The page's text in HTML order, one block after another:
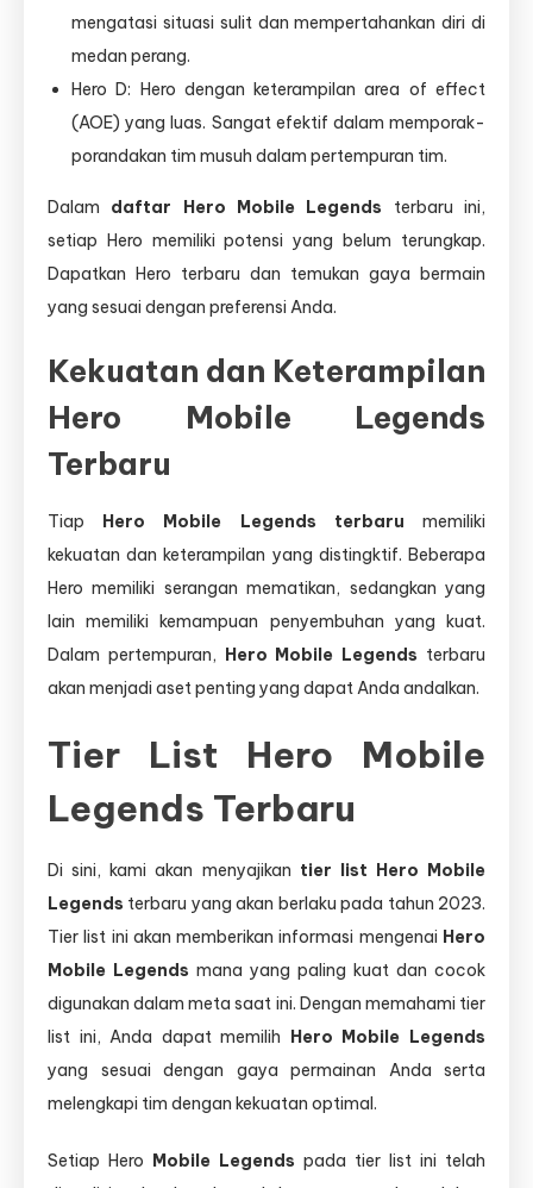
mengatasi situasi sulit dan mempertahankan diri di
medan perang.
Hero D: Hero dengan keterampilan area of effect
(AOE) yang luas. Sangat efektif dalam memporak-
porandakan tim musuh dalam pertempuran tim.
Dalam daftar Hero Mobile Legends terbaru ini,
setiap Hero memiliki potensi yang belum terungkap.
Dapatkan Hero terbaru dan temukan gaya bermain
yang sesuai dengan preferensi Anda.
Kekuatan dan Keterampilan
Hero Mobile Legends
Terbaru
Tiap Hero Mobile Legends terbaru memiliki
kekuatan dan keterampilan yang distingktif. Beberapa
Hero memiliki serangan mematikan, sedangkan yang
lain memiliki kemampuan penyembuhan yang kuat.
Dalam pertempuran, Hero Mobile Legends terbaru
akan menjadi aset penting yang dapat Anda andalkan.
Tier List Hero Mobile
Legends Terbaru
Di sini, kami akan menyajikan tier list Hero Mobile
Legends terbaru yang akan berlaku pada tahun 2023.
Tier list ini akan memberikan informasi mengenai Hero
Mobile Legends mana yang paling kuat dan cocok
digunakan dalam meta saat ini. Dengan memahami tier
list ini, Anda dapat memilih Hero Mobile Legends
yang sesuai dengan gaya permainan Anda serta
melengkapi tim dengan kekuatan optimal.
Setiap Hero Mobile Legends pada tier list ini telah